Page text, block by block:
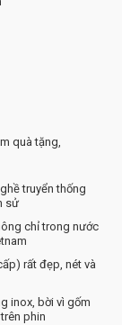
quà tặng,
truyển thống
sử
chỉ trong nước
rất đẹp, nét và
inox, bời vì gốm
phin